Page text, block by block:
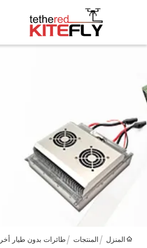
المنزل المنتجات طائرات بدون طيار